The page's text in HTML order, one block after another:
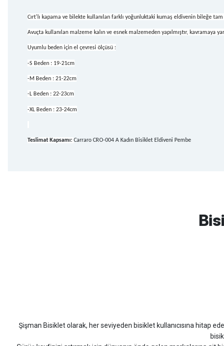
Cırt'lı kapama ve bilekte kullanılan farklı yoğunluktaki kumaş eldivenin bileğe tam
Avuçta kullanılan malzeme kalın ve esnek malzemeden yapılmıştır, kavramaya
Uyumlu beden için el çevresi ölçüsü :
-S Beden : 19-21cm
-M Beden : 21-22cm
-L Beden : 22-23cm
-XL Beden : 23-24cm
Teslimat Kapsamı: Carraro CRO-004 A Kadın Bisiklet Eldiveni Pembe
Uygun olursa alacağım
Şişman Bisiklet olarak, her seviyeden bisiklet kullanıcısına hitap